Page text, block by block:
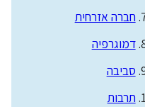
חברה אזרחית
דמוגרפיה
סביבה
תרבות